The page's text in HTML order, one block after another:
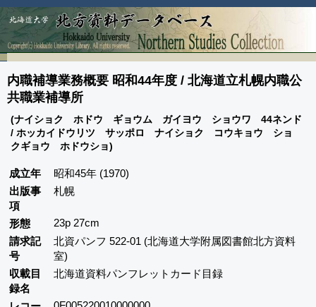
内職補導業務概要 昭和44年度 / 北海道立札幌内職公
共職業補導所
(ナイショク ホドウ ギョウム ガイヨウ ショウワ 44ネンド
/ ホッカイドウリツ サッポロ ナイショク コウキョウ ショ
クギョウ ホドウショ)
成立年
昭和45年 (1970)
出版事
項
札幌
形態
23p 27cm
請求記
号
北資パンフ 522-01 (北海道大学附属図書館北方資料
室)
収載目
録名
北海道資料パンフレットカード目録